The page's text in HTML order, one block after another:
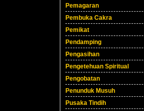
Pemagaran
Pembuka Cakra
Pemikat
Pendamping
Pengasihan
Pengetehuan Spiritual
Pengobatan
Penunduk Musuh
Pusaka Tindih